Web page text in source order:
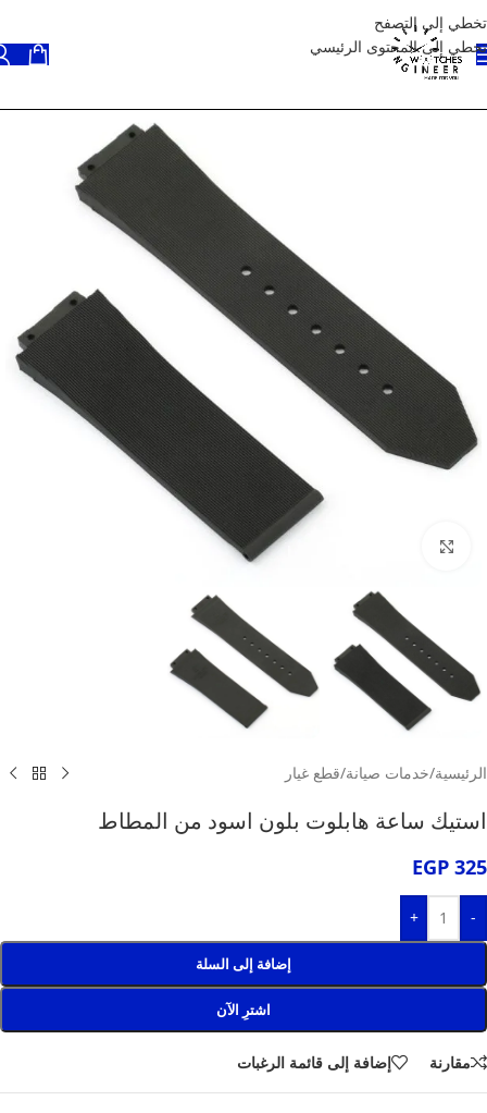
تخطي إلى التصفح
تخطي إلى المحتوى الرئيسي
الرئيسية/خدمات صيانة/قطع غيار
استيك ساعة هابلوت بلون اسود من المطاط
EGP 325
-
+
إضافة إلى السلة
اشترِ الآن
مقارنة إضافة إلى قائمة الرغبات